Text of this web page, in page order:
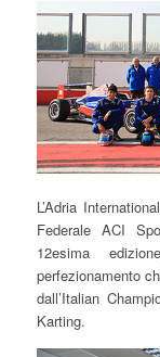
L’Adria
Federale ACI
12esima
perfezionamento
dall’Italian
Karting.